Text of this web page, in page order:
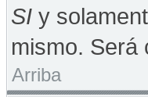
SI y
mismo. Será
Arriba